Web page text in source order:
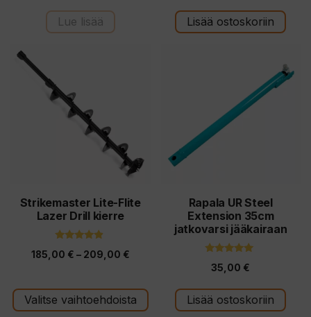
s
Lue lisää
s
t
ä
Lisää ostoskoriin
Strikemaster Lite-Flite
Lazer Drill kierre
5:stä
185,00 € – 209,00 €Hintaluokka:
-
209,00 €
Valitse vaihtoehdoista
Tällä
tuotteella
tuotteen
sivulla.
Rapala UR Steel
Extension 35cm
jatkovarsi jääkairaan
5:stä
35,00 €
Lisää ostoskoriin